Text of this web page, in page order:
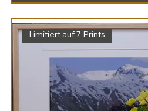
Limitiert auf 7 Prints